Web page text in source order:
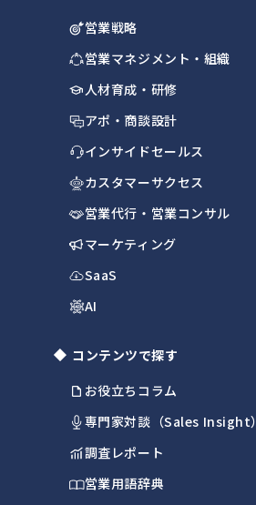
営業戦略
営業マネジメント・組織
人材育成・研修
アポ・商談設計
インサイドセールス
カスタマーサクセス
営業代行・営業コンサル
マーケティング
SaaS
AI
コンテンツで探す
お役立ちコラム
専門家対談（Sales Insight）
調査レポート
営業用語辞典